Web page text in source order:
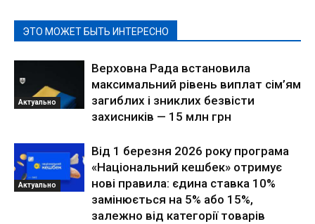
ЭТО МОЖЕТ БЫТЬ ИНТЕРЕСНО
Актуально
Верховна Рада встановила
максимальний рівень виплат сім’ям
загиблих і зниклих безвісти
захисників — 15 млн грн
Актуально
Від 1 березня 2026 року програма
«Національний кешбек» отримує
нові правила: єдина ставка 10%
замінюється на 5% або 15%,
залежно від категорії товарів